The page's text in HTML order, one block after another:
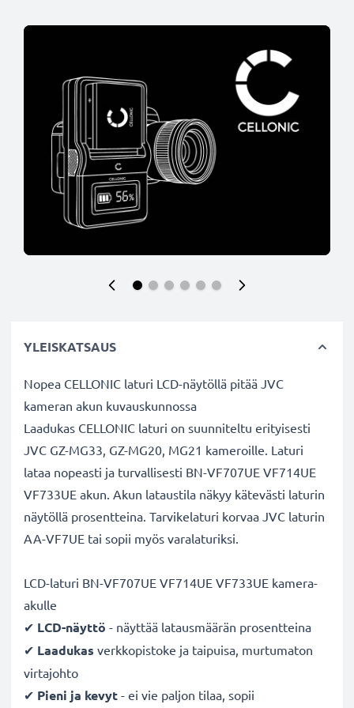
YLEISKATSAUS
Nopea CELLONIC laturi LCD-näytöllä pitää JVC
kameran akun kuvauskunnossa
Laadukas CELLONIC laturi on suunniteltu erityisesti
JVC GZ-MG33, GZ-MG20, MG21 kameroille. Laturi
lataa nopeasti ja turvallisesti BN-VF707UE VF714UE
VF733UE akun. Akun lataustila näkyy kätevästi laturin
näytöllä prosentteina. Tarvikelaturi korvaa JVC laturin
AA-VF7UE tai sopii myös varalaturiksi.
LCD-laturi BN-VF707UE VF714UE VF733UE kamera-
akulle
✔ LCD-näyttö - näyttää latausmäärän prosentteina
✔ Laadukas verkkopistoke ja taipuisa, murtumaton
virtajohto
✔ Pieni ja kevyt - ei vie paljon tilaa, sopii